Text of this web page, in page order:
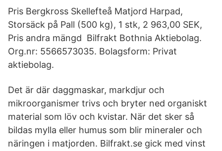
Pris Bergkross Skellefteå Matjord Harpad,
Storsäck på Pall (500 kg), 1 stk, 2 963,00 SEK,
Pris andra mängd Bilfrakt Bothnia Aktiebolag.
Org.nr: 5566573035. Bolagsform: Privat
aktiebolag.
Det är där daggmaskar, markdjur och
mikroorganismer trivs och bryter ned organiskt
material som löv och kvistar. När det sker så
bildas mylla eller humus som blir mineraler och
näringen i matjorden. Bilfrakt.se gick med vinst